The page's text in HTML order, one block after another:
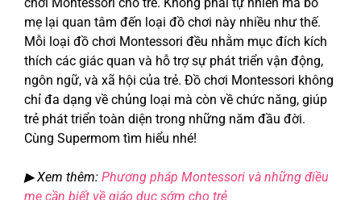
mẹ lại quan tâm đến loại đồ chơi này nhiều như thế.
Mỗi loại đồ chơi Montessori đều nhằm mục đích kích
thích các giác quan và hỗ trợ sự phát triển vận động,
ngôn ngữ, và xã hội của trẻ. Đồ chơi Montessori không
chỉ đa dạng về chủng loại mà còn về chức năng, giúp
trẻ phát triển toàn diện trong những năm đầu đời.
Cùng Supermom tìm hiểu nhé!
▶ Xem thêm: Phương pháp Montessori và những điều
mẹ cần biết về giáo dục sớm cho trẻ